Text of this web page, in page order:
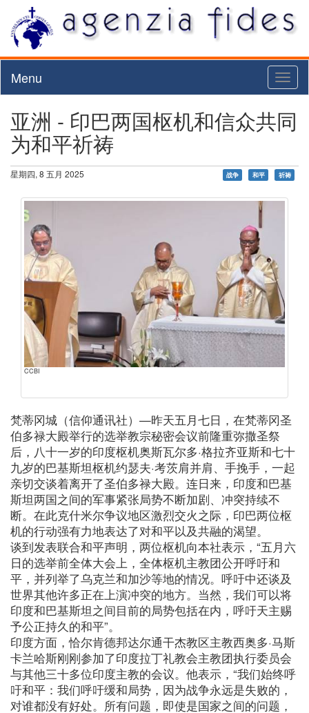
Menu
亚洲 - 印巴两国枢机和信众共同
为和平祈祷
星期四, 8 五月 2025 战争 和平 祈祷
CCBI
梵蒂冈城（信仰通讯社）—昨天五月七日，在梵蒂冈圣
伯多禄大殿举行的选举教宗秘密会议前隆重弥撒圣祭
后，八十一岁的印度枢机奥斯瓦尔多·格拉齐亚斯和七十
九岁的巴基斯坦枢机约瑟夫·考茨肩并肩、手挽手，一起
亲切交谈着离开了圣伯多禄大殿。连日来，印度和巴基
斯坦两国之间的军事紧张局势不断加剧、冲突持续不
断。在此克什米尔争议地区激烈交火之际，印巴两位枢
机的行动强有力地表达了对和平以及共融的渴望。
谈到发表联合和平声明，两位枢机向本社表示，“五月六
日的选举前全体大会上，全体枢机主教团公开呼吁和
平，并列举了乌克兰和加沙等地的情况。呼吁中还谈及
世界其他许多正在上演冲突的地方。当然，我们可以将
印度和巴基斯坦之间目前的局势包括在内，呼吁天主赐
予公正持久的和平”。
印度方面，恰尔肯德邦达尔通干杰教区主教西奥多·马斯
卡兰哈斯刚刚参加了印度拉丁礼教会主教团执行委员会
与其他三十多位印度主教的会议。他表示，“我们始终呼
吁和平：我们呼吁缓和局势，因为战争永远是失败的，
对谁都没有好处。所有问题，即使是国家之间的问题，